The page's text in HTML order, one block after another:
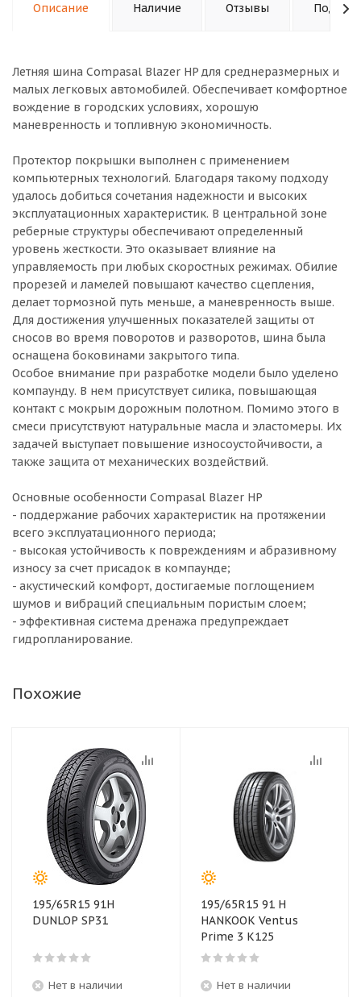
Описание Наличие Отзывы
Летняя шина Compasal Blazer HP для среднеразмерных и
малых легковых автомобилей. Обеспечивает комфортное
вождение в городских условиях, хорошую
маневренность и топливную экономичность.
Протектор покрышки выполнен с применением
компьютерных технологий. Благодаря такому подходу
удалось добиться сочетания надежности и высоких
эксплуатационных характеристик. В центральной зоне
реберные структуры обеспечивают определенный
уровень жесткости. Это оказывает влияние на
управляемость при любых скоростных режимах. Обилие
прорезей и ламелей повышают качество сцепления,
делает тормозной путь меньше, а маневренность выше.
Для достижения улучшенных показателей защиты от
сносов во время поворотов и разворотов, шина была
оснащена боковинами закрытого типа.
Особое внимание при разработке модели было уделено
компаунду. В нем присутствует силика, повышающая
контакт с мокрым дорожным полотном. Помимо этого в
смеси присутствуют натуральные масла и эластомеры. Их
задачей выступает повышение износоустойчивости, а
также защита от механических воздействий.
Основные особенности Compasal Blazer HP
- поддержание рабочих характеристик на протяжении
всего эксплуатационного периода;
- высокая устойчивость к повреждениям и абразивному
износу за счет присадок в компаунде;
- акустический комфорт, достигаемые поглощением
шумов и вибраций специальным пористым слоем;
- эффективная система дренажа предупреждает
гидропланирование.
Похожие
195/65R15 91H
DUNLOP SP31
Нет в наличии
195/65R15 91 H
HANKOOK Ventus
Prime 3 K125
Нет в наличии